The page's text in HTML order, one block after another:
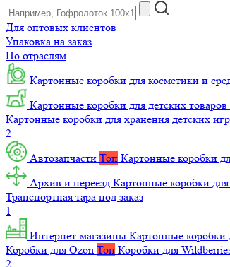
Для оптовых клиентов
Упаковка на заказ
По отраслям
Картонные коробки для косметики и
Картонные коробки для детских товаров
Картонные коробки для хранения детских
2
Автозапчасти Топ Картонные коробки
Архив и переезд Картонные коробки для
Транспортная тара под заказ
1
Интернет-магазины Картонные коробки
Коробки для Ozon Топ Коробки для
2